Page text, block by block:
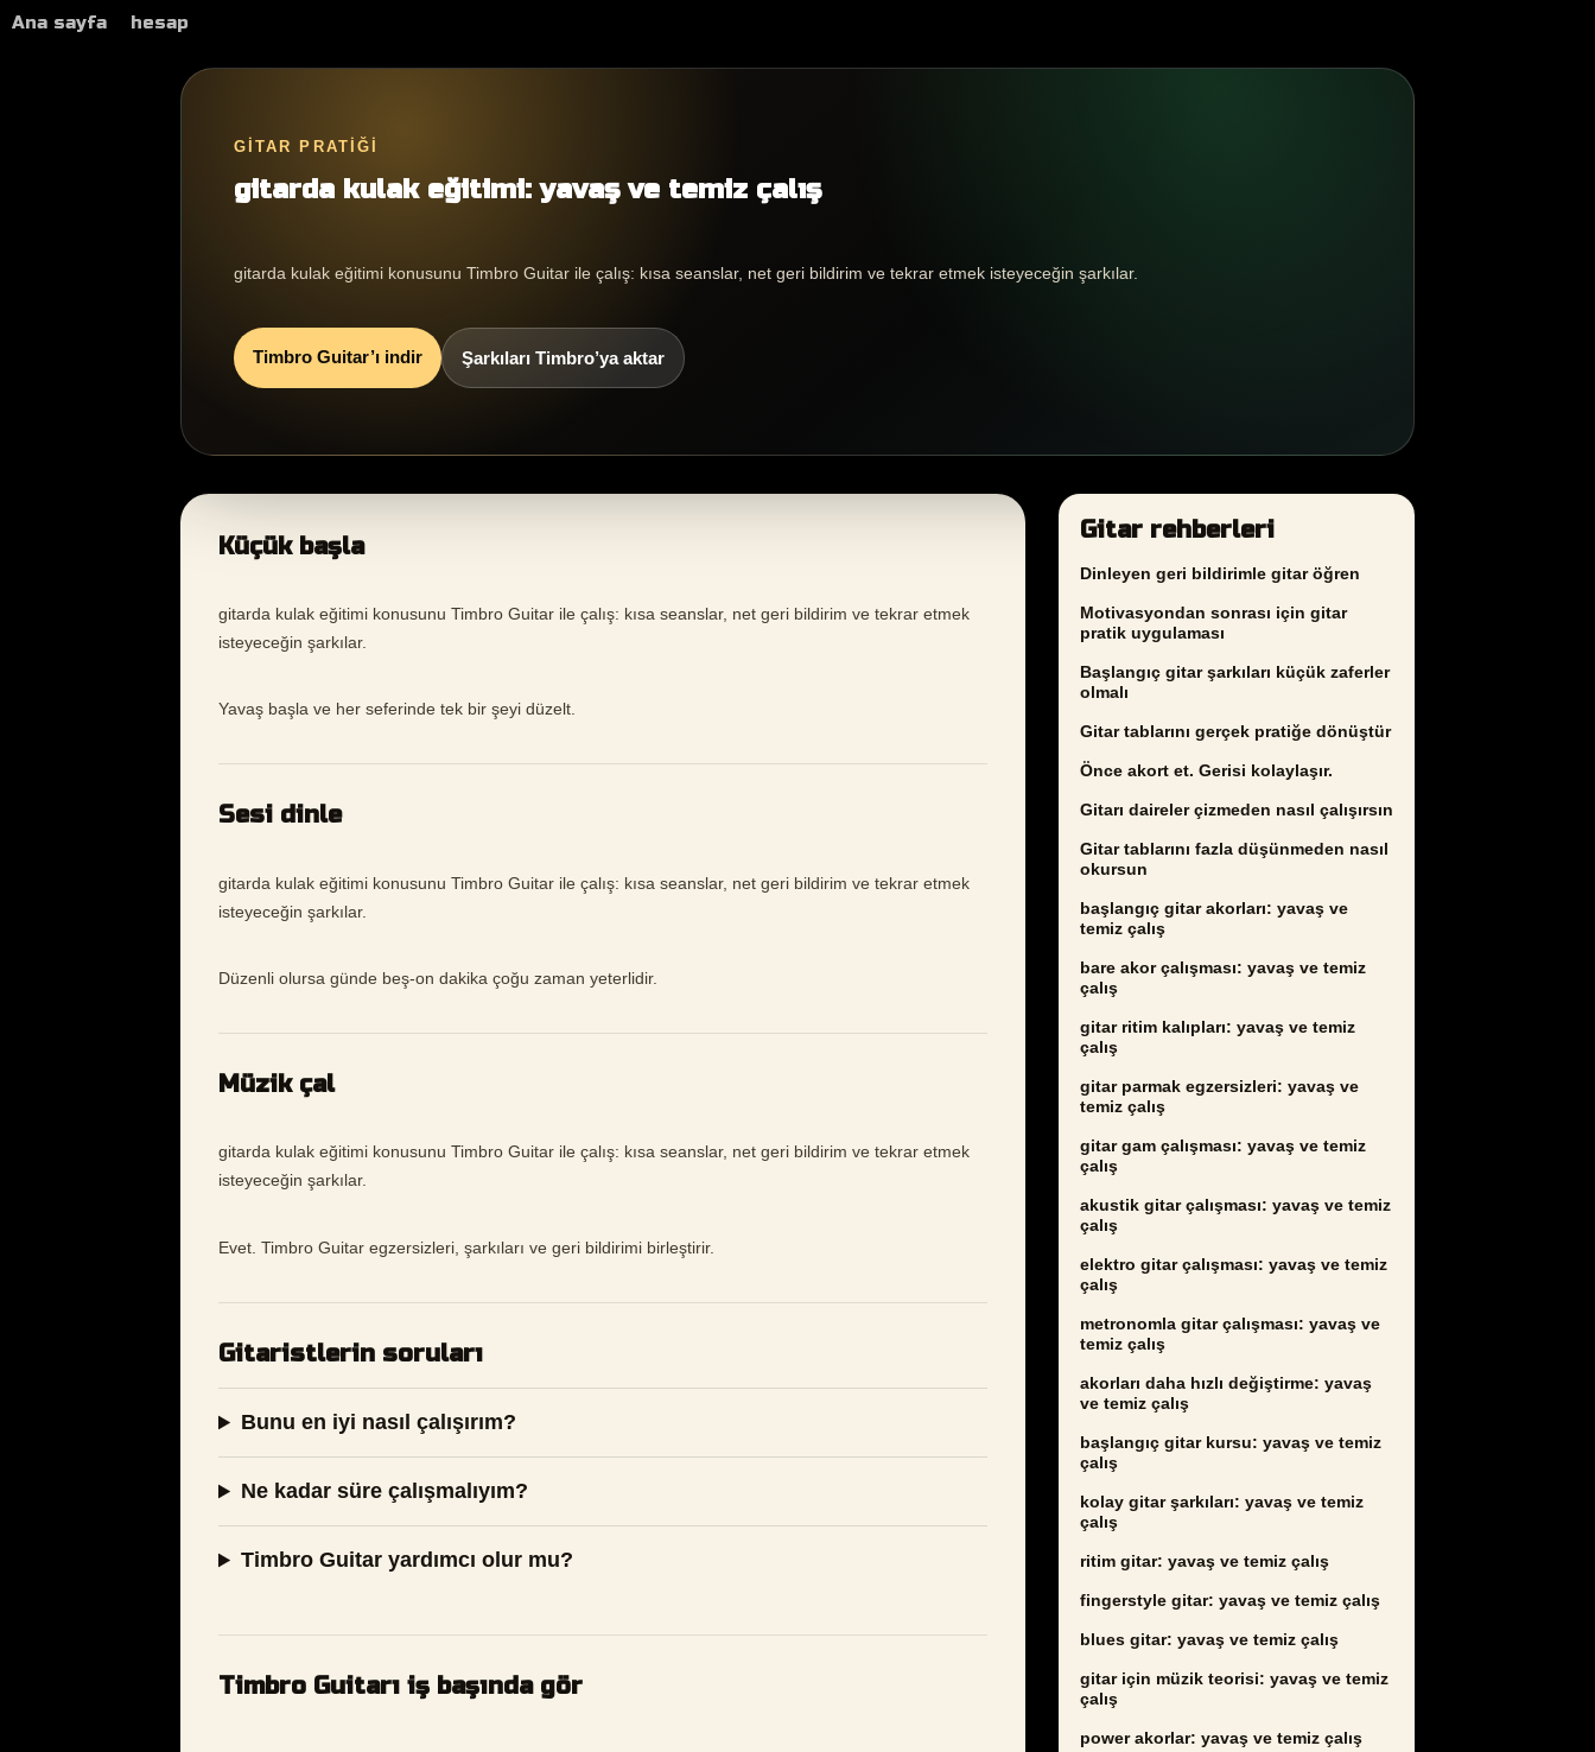
Ana sayfa hesap
GITAR PRATIĞI
gitarda kulak eğitimi: yavaş ve temiz çalış
gitarda kulak eğitimi konusunu Timbro Guitar ile çalış: kısa seanslar, net geri bildirim ve tekrar etmek isteyeceğin şarkılar.
Timbro Guitar’ı indir Şarkıları Timbro’ya aktar
Küçük başla
gitarda kulak eğitimi konusunu Timbro Guitar ile çalış: kısa seanslar, net geri bildirim ve tekrar etmek
isteyeceğin şarkılar.
Yavaş başla ve her seferinde tek bir şeyi düzelt.
Sesi dinle
gitarda kulak eğitimi konusunu Timbro Guitar ile çalış: kısa seanslar, net geri bildirim ve tekrar etmek
isteyeceğin şarkılar.
Düzenli olursa günde beş-on dakika çoğu zaman yeterlidir.
Müzik çal
gitarda kulak eğitimi konusunu Timbro Guitar ile çalış: kısa seanslar, net geri bildirim ve tekrar etmek
isteyeceğin şarkılar.
Evet. Timbro Guitar egzersizleri, şarkıları ve geri bildirimi birleştirir.
Gitaristlerin soruları
Bunu en iyi nasıl çalışırım?
Ne kadar süre çalışmalıyım?
Timbro Guitar yardımcı olur mu?
Timbro Guitarı iş başında gör
Gitar rehberleri
Dinleyen geri bildirimle gitar öğren
Motivasyondan sonrası için gitar
pratik uygulaması
Başlangıç gitar şarkıları küçük zaferler
olmalı
Gitar tablarını gerçek pratiğe dönüştür
Önce akort et. Gerisi kolaylaşır.
Gitarı daireler çizmeden nasıl çalışırsın
Gitar tablarını fazla düşünmeden nasıl
okursun
başlangıç gitar akorları: yavaş ve
temiz çalış
bare akor çalışması: yavaş ve temiz
çalış
gitar ritim kalıpları: yavaş ve temiz
çalış
gitar parmak egzersizleri: yavaş ve
temiz çalış
gitar gam çalışması: yavaş ve temiz
çalış
akustik gitar çalışması: yavaş ve temiz
çalış
elektro gitar çalışması: yavaş ve temiz
çalış
metronomla gitar çalışması: yavaş ve
temiz çalış
akorları daha hızlı değiştirme: yavaş
ve temiz çalış
başlangıç gitar kursu: yavaş ve temiz
çalış
kolay gitar şarkıları: yavaş ve temiz
çalış
ritim gitar: yavaş ve temiz çalış
fingerstyle gitar: yavaş ve temiz çalış
blues gitar: yavaş ve temiz çalış
gitar için müzik teorisi: yavaş ve temiz
çalış
power akorlar: yavaş ve temiz çalış